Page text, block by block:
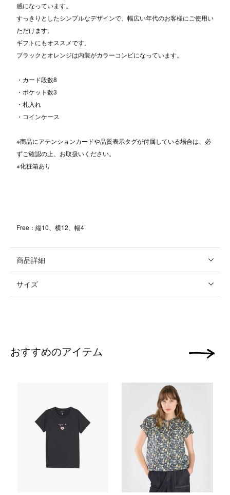
感になっています。
すっきりとしたシンプルなデザインで、幅広い年代のお客様にご使用い
ただけます。
ギフトにもオススメです。
ブラックとオレンジは内装がカラーコンビになっています。
・カード段数8
・ポケット数3
・札入れ
・コインケース
※商品にアテンションカードや品質表示タグが付属している場合は、必
ずご確認の上、お取扱いください。
※化粧箱あり
Free：縦10、横12、幅4
商品詳細
サイズ
おすすめのアイテム 次の画像